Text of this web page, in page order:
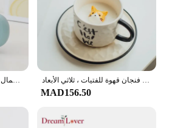
MAD156.50